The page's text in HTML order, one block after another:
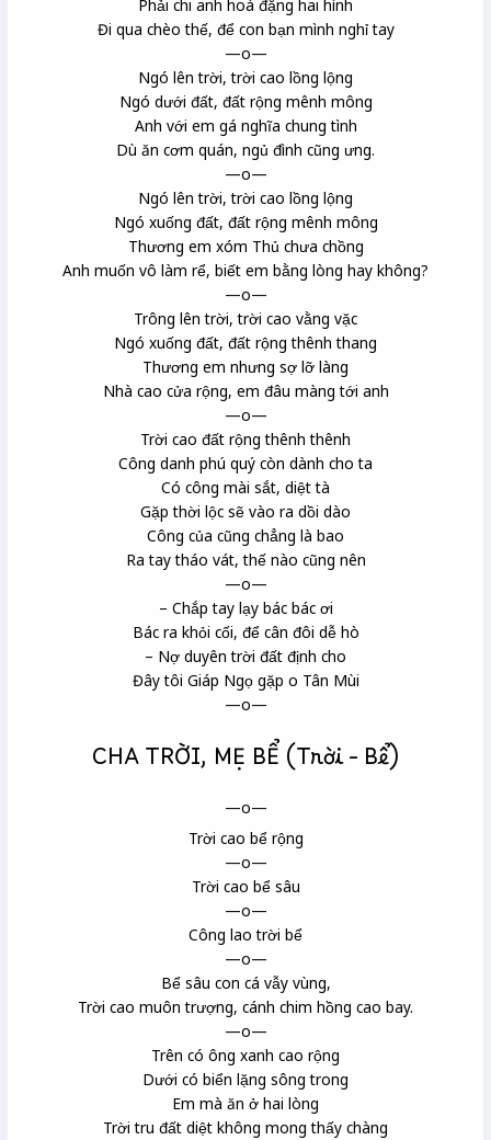
Phải chi anh hoá đặng hai hình
Đi qua chèo thế, để con bạn mình nghỉ tay
—o—
Ngó lên trời, trời cao lồng lộng
Ngó dưới đất, đất rộng mênh mông
Anh với em gá nghĩa chung tình
Dù ăn cơm quán, ngủ đình cũng ưng.
—o—
Ngó lên trời, trời cao lồng lộng
Ngó xuống đất, đất rộng mênh mông
Thương em xóm Thủ chưa chồng
Anh muốn vô làm rể, biết em bằng lòng hay không?
—o—
Trông lên trời, trời cao vằng vặc
Ngó xuống đất, đất rộng thênh thang
Thương em nhưng sợ lỡ làng
Nhà cao cửa rộng, em đâu màng tới anh
—o—
Trời cao đất rộng thênh thênh
Công danh phú quý còn dành cho ta
Có công mài sắt, diệt tà
Gặp thời lộc sẽ vào ra dồi dào
Công của cũng chẳng là bao
Ra tay tháo vát, thế nào cũng nên
—o—
– Chắp tay lạy bác bác ơi
Bác ra khỏi cối, để cân đôi dễ hò
– Nợ duyên trời đất định cho
Đây tôi Giáp Ngọ gặp o Tân Mùi
—o—
CHA TRỜI, MẸ BỂ (Trời – Bể)
—o—
Trời cao bể rộng
—o—
Trời cao bể sâu
—o—
Công lao trời bể
—o—
Bể sâu con cá vẫy vùng,
Trời cao muôn trượng, cánh chim hồng cao bay.
—o—
Trên có ông xanh cao rộng
Dưới có biển lặng sông trong
Em mà ăn ở hai lòng
Trời tru đất diệt không mong thấy chàng